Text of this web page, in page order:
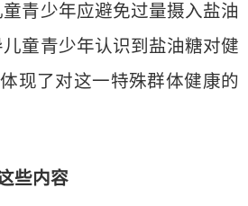
青少年应避免过量摄入盐油
童青少年认识到盐油糖对健
现了对这一特殊群体健康的
些内容